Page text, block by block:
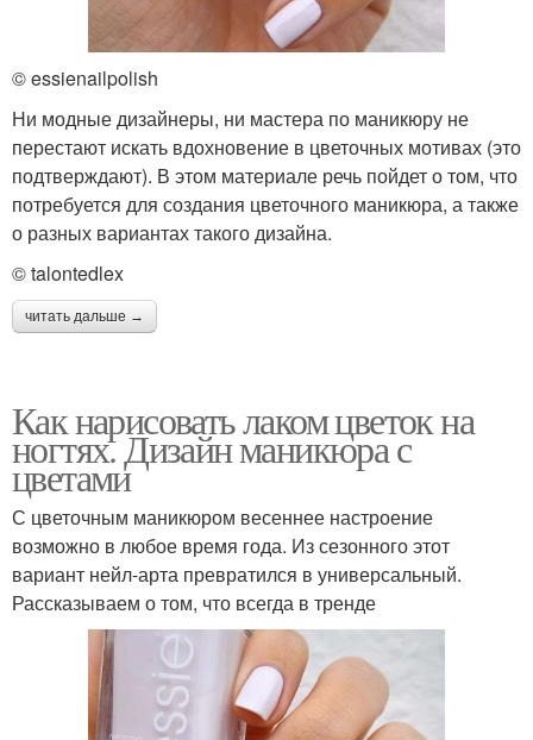
© essienailpolish
Ни модные дизайнеры, ни мастера по маникюру не
перестают искать вдохновение в цветочных мотивах (это
подтверждают). В этом материале речь пойдет о том, что
потребуется для создания цветочного маникюра, а также
о разных вариантах такого дизайна.
© talontedlex
читать дальше →
Как нарисовать лаком цветок на
ногтях. Дизайн маникюра с
цветами
С цветочным маникюром весеннее настроение
возможно в любое время года. Из сезонного этот
вариант нейл-арта превратился в универсальный.
Рассказываем о том, что всегда в тренде